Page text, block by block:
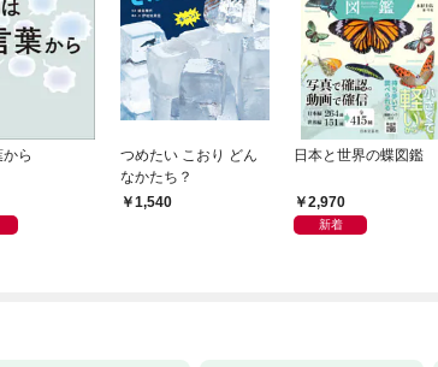
ら
つめたい こおり どん
なかたち？
1,540
日本と世界の蝶図鑑
2,970
新着